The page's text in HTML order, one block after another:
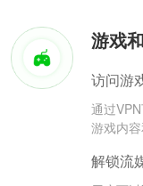
游戏
访问游
通过
游戏内容
解锁流